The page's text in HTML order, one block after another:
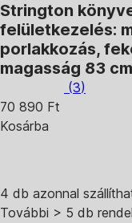
Strington
felületkezelés:
porlakkozás,
magasság 83
(3)
70 890 Ft
Kosárba
4 db azonnal
További > 5 db